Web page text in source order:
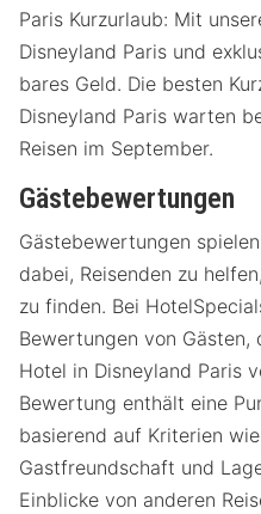
Paris Kurzurlaub: Mit
Disneyland Paris und
bares Geld. Die besten
Disneyland Paris warten
Reisen im September.
Gästebewertungen
Gästebewertungen
dabei, Reisenden zu
zu finden. Bei
Bewertungen von Gästen,
Hotel in Disneyland Paris
Bewertung enthält eine
basierend auf Kriterien
Gastfreundschaft und
Einblicke von anderen